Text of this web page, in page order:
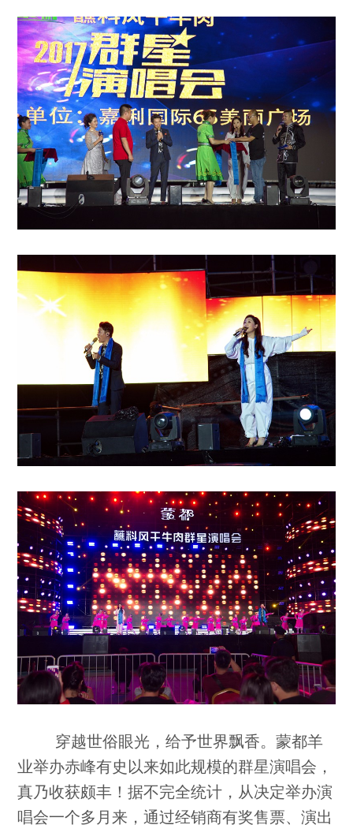
穿越世俗眼光，给予世界飘香。蒙都羊
业举办赤峰有史以来如此规模的群星演唱会，
真乃收获颇丰！据不完全统计，从决定举办演
唱会一个多月来，通过经销商有奖售票、演出